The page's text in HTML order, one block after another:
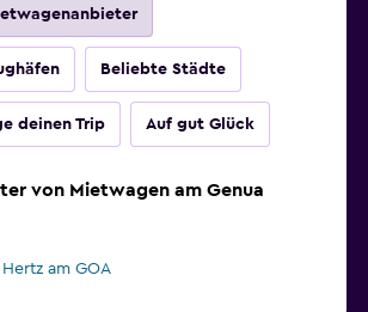
Beliebte Städte
deinen Trip Auf gut Glück
von Mietwagen am Genua
am GOA